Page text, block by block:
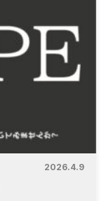
2026.4.9